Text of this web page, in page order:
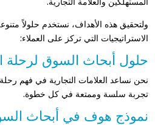
ولتحقيق هذه الأهداف، نستخدم حلولاً
الاستراتيجيات التي تركز على العملاء:
حلول أبحاث السوق لرحلة
نحن نساعد العلامات التجارية في فهم
تجربة سلسة وممتعة في كل خطوة.
نموذج هوف في أبحاث